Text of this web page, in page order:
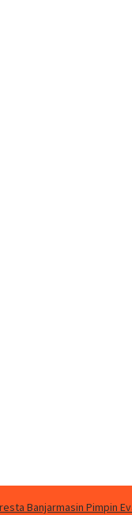
Banjarmasin Pimpin